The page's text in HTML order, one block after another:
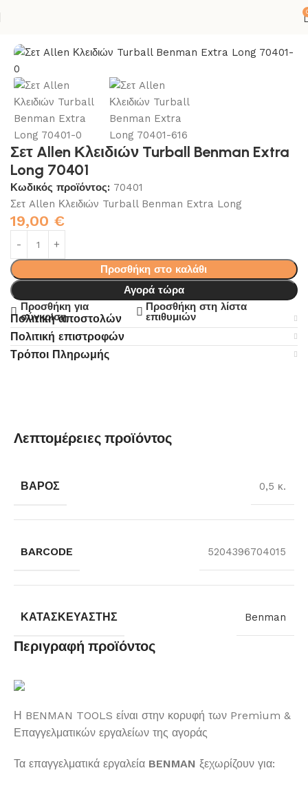
Σετ Allen Κλειδιών Turball Benman Extra
Long 70401
Κωδικός προϊόντος: 70401
Σετ Allen Κλειδιών Turball Benman Extra Long
19,00 €
Προσθήκη στο καλάθι
Αγορά τώρα
Προσθήκη για
σύγκριση
Προσθήκη στη λίστα
επιθυμιών
Πολιτική αποστολών
Πολιτική επιστροφών
Τρόποι Πληρωμής
Λεπτομέρειες προϊόντος
ΒΆΡΟΣ 0,5 κ.
BARCODE 5204396704015
ΚΑΤΑΣΚΕΥΑΣΤΉΣ Benman
Περιγραφή προϊόντος
Η BENMAN TOOLS είναι στην κορυφή των Premium &
Επαγγελματικών εργαλείων της αγοράς
Τα επαγγελματικά εργαλεία BENMAN ξεχωρίζουν για: